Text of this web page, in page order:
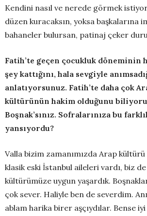
Kendini nasıl ve nerede görmek
düzen kuracaksın, yoksa başkalarına
bahaneler bulursan, patinaj çeker
Fatih’te geçen çocukluk döneminin
şey kattığını, hala sevgiyle
anlatıyorsunuz. Fatih’te daha çok
kültürünün hakim olduğunu
Boşnak’sınız. Sofralarınıza bu
yansıyordu?
Valla bizim zamanımızda Arap
klasik eski İstanbul aileleri vardı, biz
kültürümüze uygun yaşardık.
çok sever. Haliyle ben de severdim.
ablam harika birer aşçıydılar. Bense